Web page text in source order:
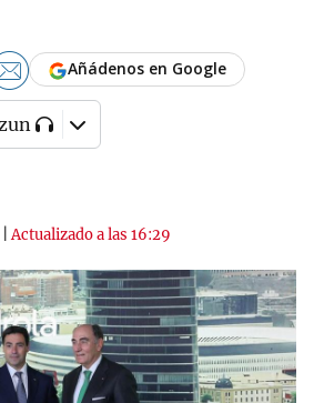
|Actualizado a las 16:29
Añádenos en Google